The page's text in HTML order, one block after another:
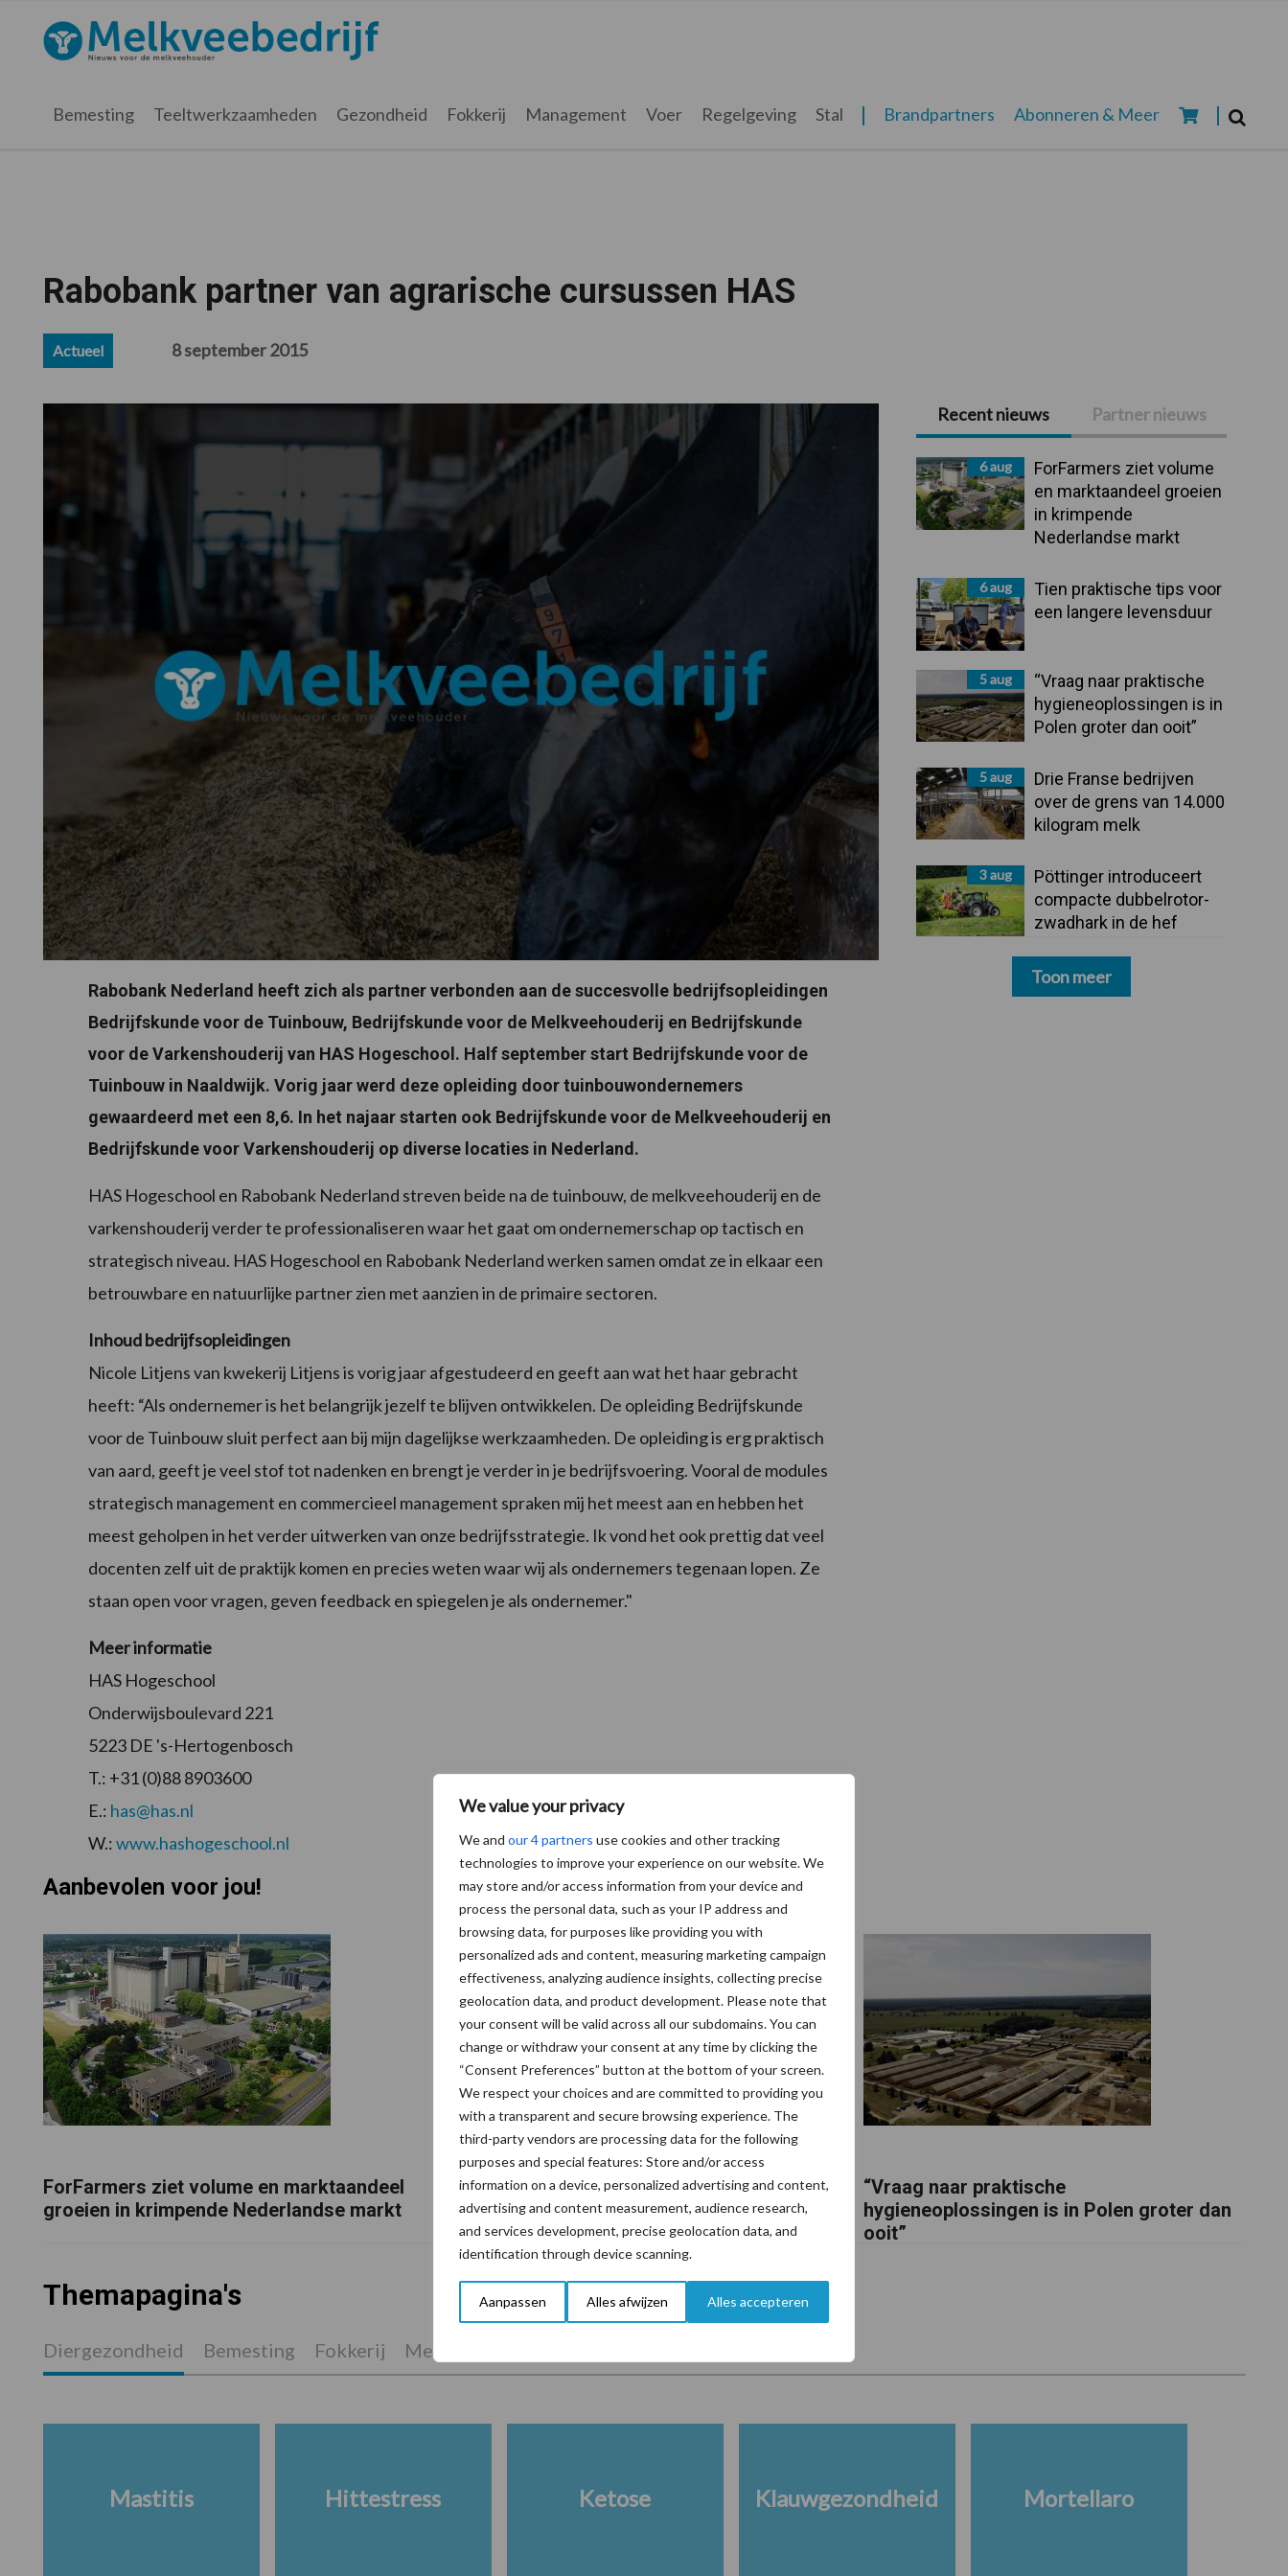
We value your privacy
We and our 4 partners use cookies and other tracking
technologies to improve your experience on our website. We
may store and/or access information from your device and
process the personal data, such as your IP address and
browsing data, for purposes like providing you with
personalized ads and content, measuring marketing campaign
effectiveness, analyzing audience insights, collecting precise
geolocation data, and product development. Please note that
your consent will be valid across all our subdomains. You can
change or withdraw your consent at any time by clicking the
“Consent Preferences” button at the bottom of your screen.
We respect your choices and are committed to providing you
with a transparent and secure browsing experience. The
third-party vendors are processing data for the following
purposes and special features: Store and/or access
information on a device, personalized advertising and content,
advertising and content measurement, audience research,
and services development, precise geolocation data, and
identification through device scanning.
Aanpassen Alles afwijzen Alles accepteren
hoofdnavigatie
hoofd
eerste
voettekst
Melkveebedrijf.nl
Bemesting Teeltwerkzaamheden Gezondheid Fokkerij Management Voer Regelgeving Stal Brandpartners Abonneren & Meer
Rabobank partner van agrarische cursussen HAS
Actueel 8 september 2015
Rabobank Nederland heeft zich als partner verbonden aan de succesvolle bedrijfsopleidingen
Bedrijfskunde voor de Tuinbouw, Bedrijfskunde voor de Melkveehouderij en Bedrijfskunde
voor de Varkenshouderij van HAS Hogeschool. Half september start Bedrijfskunde voor de
Tuinbouw in Naaldwijk. Vorig jaar werd deze opleiding door tuinbouwondernemers
gewaardeerd met een 8,6. In het najaar starten ook Bedrijfskunde voor de Melkveehouderij en
Bedrijfskunde voor Varkenshouderij op diverse locaties in Nederland.
HAS Hogeschool en Rabobank Nederland streven beide na de tuinbouw, de melkveehouderij en de
varkenshouderij verder te professionaliseren waar het gaat om ondernemerschap op tactisch en
strategisch niveau. HAS Hogeschool en Rabobank Nederland werken samen omdat ze in elkaar een
betrouwbare en natuurlijke partner zien met aanzien in de primaire sectoren.
Inhoud bedrijfsopleidingen
Nicole Litjens van kwekerij Litjens is vorig jaar afgestudeerd en geeft aan wat het haar gebracht
heeft: “Als ondernemer is het belangrijk jezelf te blijven ontwikkelen. De opleiding Bedrijfskunde
voor de Tuinbouw sluit perfect aan bij mijn dagelijkse werkzaamheden. De opleiding is erg praktisch
van aard, geeft je veel stof tot nadenken en brengt je verder in je bedrijfsvoering. Vooral de modules
strategisch management en commercieel management spraken mij het meest aan en hebben het
meest geholpen in het verder uitwerken van onze bedrijfsstrategie. Ik vond het ook prettig dat veel
docenten zelf uit de praktijk komen en precies weten waar wij als ondernemers tegenaan lopen. Ze
staan open voor vragen, geven feedback en spiegelen je als ondernemer."
Meer informatie
HAS Hogeschool
Onderwijsboulevard 221
5223 DE 's-Hertogenbosch
T.: +31 (0)88 8903600
E.: has@has.nl
W.:www.hashogeschool.nl
Primaire
Sidebar
Recent nieuws Partner nieuws
6 aug
ForFarmers ziet volume
en marktaandeel groeien
in krimpende
Nederlandse markt
6 aug
Tien praktische tips voor
een langere levensduur
5 aug
“Vraag naar praktische
hygieneoplossingen is in
Polen groter dan ooit”
5 aug
Drie Franse bedrijven
over de grens van 14.000
kilogram melk
3 aug
Pöttinger introduceert
compacte dubbelrotor-
zwadhark in de hef
Toon meer
Aanbevolen voor jou!
ForFarmers ziet volume en marktaandeel
groeien in krimpende Nederlandse markt
Tien praktische tips voor een langere
levensduur
“Vraag naar praktische
hygieneoplossingen is in Polen groter dan
ooit”
Themapagina's
Diergezondheid Bemesting Fokkerij Melkveebedrijf
Mastitis Hittestress Ketose Klauwgezondheid Mortellaro